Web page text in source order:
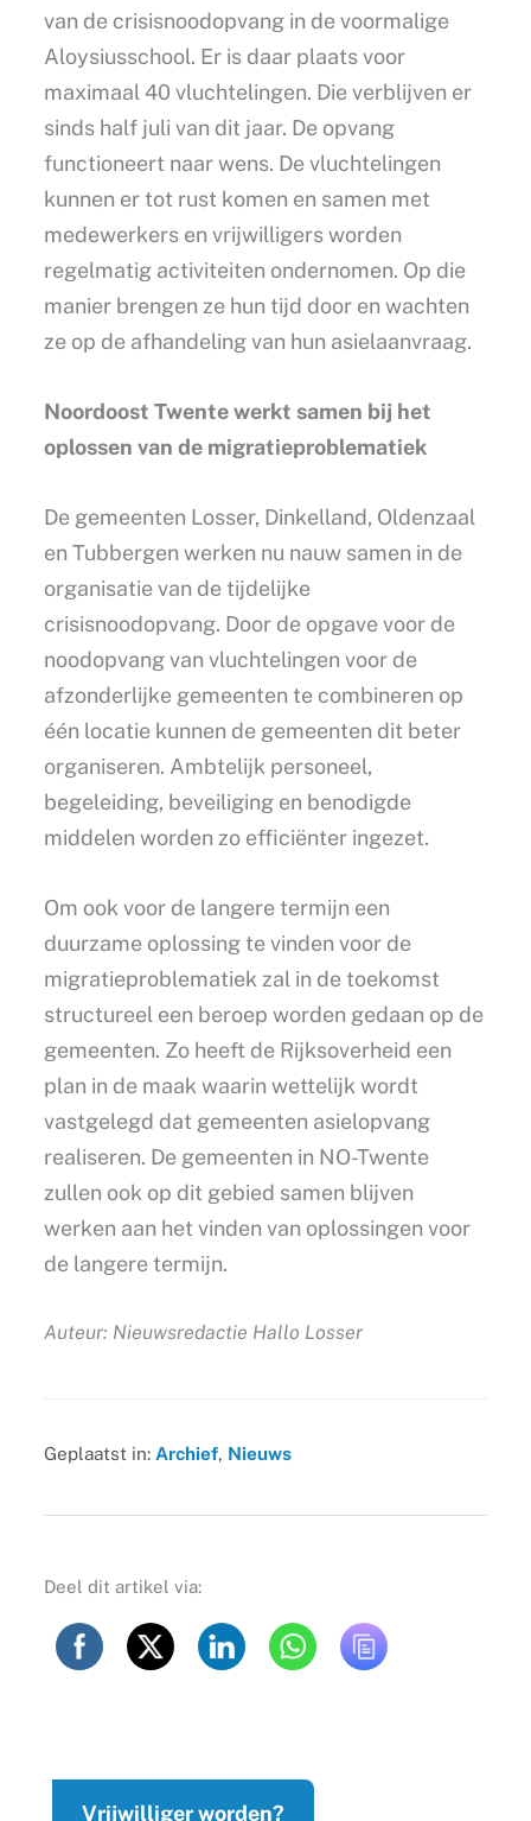
van de crisisnoodopvang in de voormalige
Aloysiusschool. Er is daar plaats voor
maximaal 40 vluchtelingen. Die verblijven er
sinds half juli van dit jaar. De opvang
functioneert naar wens. De vluchtelingen
kunnen er tot rust komen en samen met
medewerkers en vrijwilligers worden
regelmatig activiteiten ondernomen. Op die
manier brengen ze hun tijd door en wachten
ze op de afhandeling van hun asielaanvraag.
Noordoost Twente werkt samen bij het
oplossen van de migratieproblematiek
De gemeenten Losser, Dinkelland, Oldenzaal
en Tubbergen werken nu nauw samen in de
organisatie van de tijdelijke
crisisnoodopvang. Door de opgave voor de
noodopvang van vluchtelingen voor de
afzonderlijke gemeenten te combineren op
één locatie kunnen de gemeenten dit beter
organiseren. Ambtelijk personeel,
begeleiding, beveiliging en benodigde
middelen worden zo efficiënter ingezet.
Om ook voor de langere termijn een
duurzame oplossing te vinden voor de
migratieproblematiek zal in de toekomst
structureel een beroep worden gedaan op de
gemeenten. Zo heeft de Rijksoverheid een
plan in de maak waarin wettelijk wordt
vastgelegd dat gemeenten asielopvang
realiseren. De gemeenten in NO-Twente
zullen ook op dit gebied samen blijven
werken aan het vinden van oplossingen voor
de langere termijn.
Auteur: Nieuwsredactie Hallo Losser
Geplaatst in: Archief, Nieuws
Deel dit artikel via:
Vrijwilliger worden?